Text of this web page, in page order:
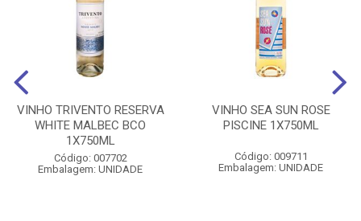
VINHO TRIVENTO RESERVA
WHITE MALBEC BCO
1X750ML
Código: 007702
Embalagem: UNIDADE
VINHO SEA SUN ROSE
PISCINE 1X750ML
Código: 009711
Embalagem: UNIDADE